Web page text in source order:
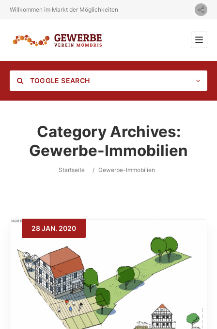
Willkommen im Markt der Möglichkeiten
TOGGLE SEARCH
Category
Search
Category Archives:
Gewerbe-Immobilien
Startseite / Gewerbe-Immobilien
28JAN. 2020
Teilbares Gewerbegrundstück mit
10.600m² Fläche am Klinger 16, 63776